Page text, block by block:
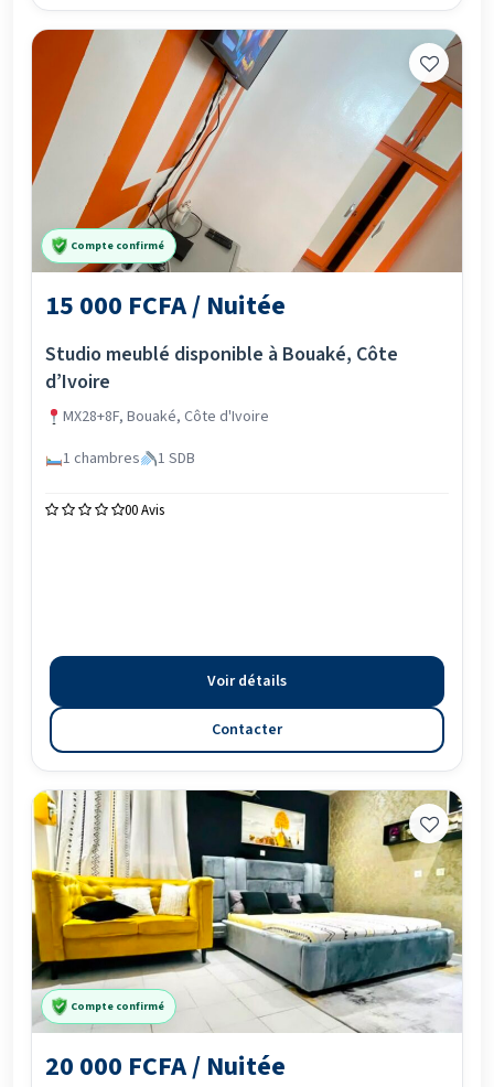
Compte confirmé
15 000 FCFA / Nuitée
Studio meublé disponible à Bouaké, Côte
d’Ivoire
MX28+8F, Bouaké, Côte d'Ivoire
1 chambres
1 SDB
00 Avis
Voir détails
Contacter
Compte confirmé
20 000 FCFA / Nuitée